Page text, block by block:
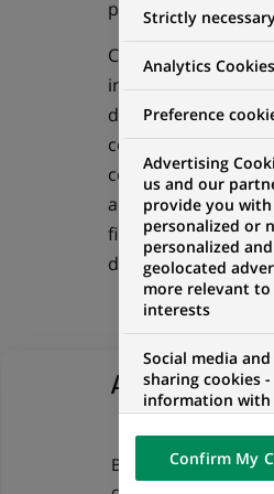
propre de BNP
Cette stratégie se
instruments
d’opérations (y
collaboration avec
concernées.
accompagnées,
financière de
durée.
A propos de
BNP Paribas
Strictly
Analytics Cookies
Preference
Advertising
us and our
provide you with
personalized or
personalized and
geolocated
more relevant
interests
Social media
sharing cookies
information with
networks and
visualization on
of the content
external website.
Confirm My